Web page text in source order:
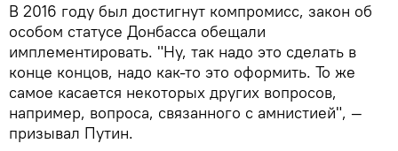
В 2016 году был достигнут компромисс, закон об
особом статусе Донбасса обещали
имплементировать. "Ну, так надо это сделать в
конце концов, надо как-то это оформить. То же
самое касается некоторых других вопросов,
например, вопроса, связанного с амнистией", —
призывал Путин.